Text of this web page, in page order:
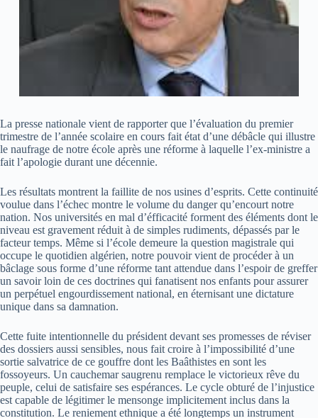
La presse nationale vient de rapporter que l’évaluation du premier
trimestre de l’année scolaire en cours fait état d’une débâcle qui illustre
le naufrage de notre école après une réforme à laquelle l’ex-ministre a
fait l’apologie durant une décennie.
Les résultats montrent la faillite de nos usines d’esprits. Cette continuité
voulue dans l’échec montre le volume du danger qu’encourt notre
nation. Nos universités en mal d’éfficacité forment des éléments dont le
niveau est gravement réduit à de simples rudiments, dépassés par le
facteur temps. Même si l’école demeure la question magistrale qui
occupe le quotidien algérien, notre pouvoir vient de procéder à un
bâclage sous forme d’une réforme tant attendue dans l’espoir de greffer
un savoir loin de ces doctrines qui fanatisent nos enfants pour assurer
un perpétuel engourdissement national, en éternisant une dictature
unique dans sa damnation.
Cette fuite intentionnelle du président devant ses promesses de réviser
des dossiers aussi sensibles, nous fait croire à l’impossibilité d’une
sortie salvatrice de ce gouffre dont les Baâthistes en sont les
fossoyeurs. Un cauchemar saugrenu remplace le victorieux rêve du
peuple, celui de satisfaire ses espérances. Le cycle obturé de l’injustice
est capable de légitimer le mensonge implicitement inclus dans la
constitution. Le reniement ethnique a été longtemps un instrument